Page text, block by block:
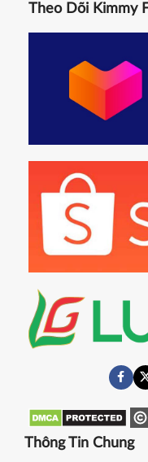
Theo Dõi Kimmy
Thông Tin Chung